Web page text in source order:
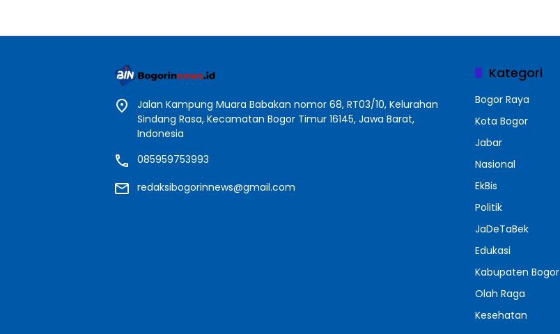
Jalan Kampung Muara Babakan nomor 68, RT03/10, Kelurahan
Sindang Rasa, Kecamatan Bogor Timur 16145, Jawa Barat,
Indonesia
085959753993
redaksibogorinnews@gmail.com
Kategori
Bogor Raya
Kota Bogor
Jabar
Nasional
EkBis
Politik
JaDeTaBek
Edukasi
Kabupaten Bogor
Olah Raga
Kesehatan